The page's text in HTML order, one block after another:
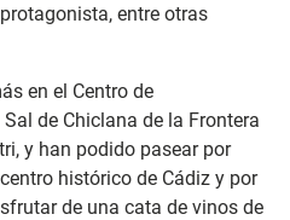
entre otras
en el Centro de
de Chiclana de la Frontera
y han podido pasear por
histórico de Cádiz y por
de una cata de vinos de